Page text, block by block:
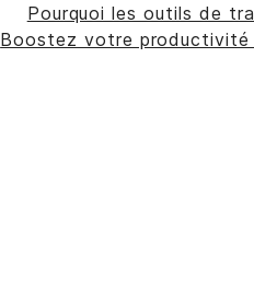
Pourquoi les outils de
Boostez votre productivité